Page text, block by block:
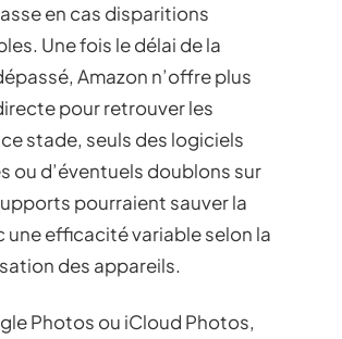
en cas disparitions
Une fois le délai de la
Amazon n’offre plus
pour retrouver les
stade, seuls des logiciels
ou d’éventuels doublons sur
pourraient sauver la
une efficacité variable selon la
des appareils.
Photos ou iCloud Photos,